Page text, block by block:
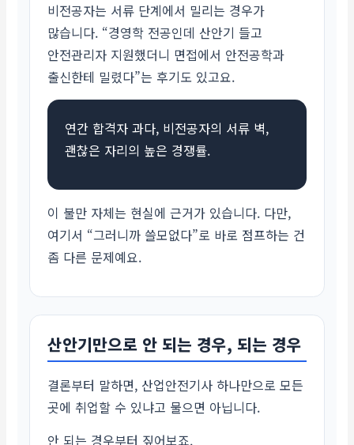
비전공자는 서류 단계에서 밀리는 경우가
많습니다. “경영학 전공인데 산안기 들고
안전관리자 지원했더니 면접에서 안전공학과
출신한테 밀렸다”는 후기도 있고요.
연간 합격자 과다, 비전공자의 서류 벽,
괜찮은 자리의 높은 경쟁률.
이 불만 자체는 현실에 근거가 있습니다. 다만,
여기서 “그러니까 쓸모없다”로 바로 점프하는 건
좀 다른 문제예요.
산안기만으로 안 되는 경우, 되는 경우
결론부터 말하면, 산업안전기사 하나만으로 모든
곳에 취업할 수 있냐고 물으면 아닙니다.
안 되는 경우부터 짚어보죠.